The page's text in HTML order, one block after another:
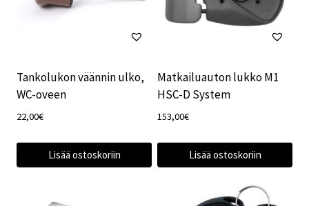
Tankolukon väännin ulko,
WC-oveen
22,00€
Lisää ostoskoriin
Matkailuauton lukko M1
HSC-D System
153,00€
Lisää ostoskoriin